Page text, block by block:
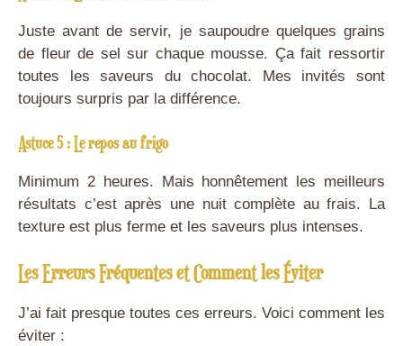
Juste avant de servir, je saupoudre quelques grains
de fleur de sel sur chaque mousse. Ça fait ressortir
toutes les saveurs du chocolat. Mes invités sont
toujours surpris par la différence.
Astuce 5 : Le repos au frigo
Minimum 2 heures. Mais honnêtement les meilleurs
résultats c’est après une nuit complète au frais. La
texture est plus ferme et les saveurs plus intenses.
Les Erreurs Fréquentes et Comment les Éviter
J’ai fait presque toutes ces erreurs. Voici comment les
éviter :